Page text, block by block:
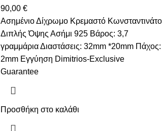
90,00 €
Ασημένιο Δίχρωμο Κρεμαστό Κωνσταντινάτο
Διπλής Όψης Ασήμι 925 Βάρος: 3,7
γραμμάρια Διαστάσεις: 32mm *20mm Πάχος:
2mm Εγγύηση Dimitrios-Exclusive
Guarantee
Προσθήκη στο καλάθι